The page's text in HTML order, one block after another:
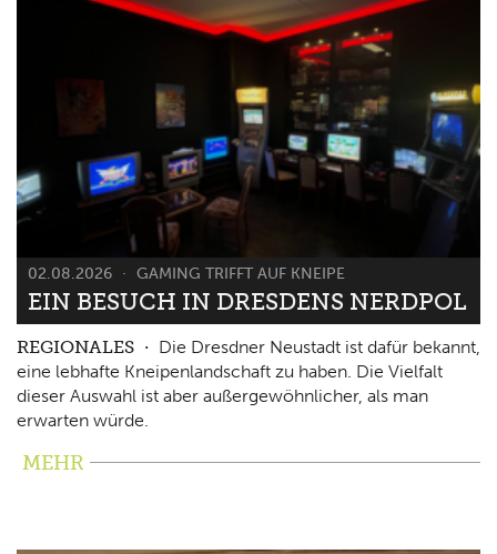
02.08.2026 GAMING TRIFFT AUF KNEIPE
EIN BESUCH IN DRESDENS NERDPOL
REGIONALES
Die Dresdner Neustadt ist dafür bekannt,
eine lebhafte Kneipenlandschaft zu haben. Die Vielfalt
dieser Auswahl ist aber außergewöhnlicher, als man
erwarten würde.
MEHR